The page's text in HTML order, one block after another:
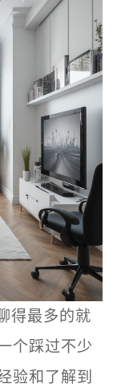
得最多的就
个踩过不少
验和了解到